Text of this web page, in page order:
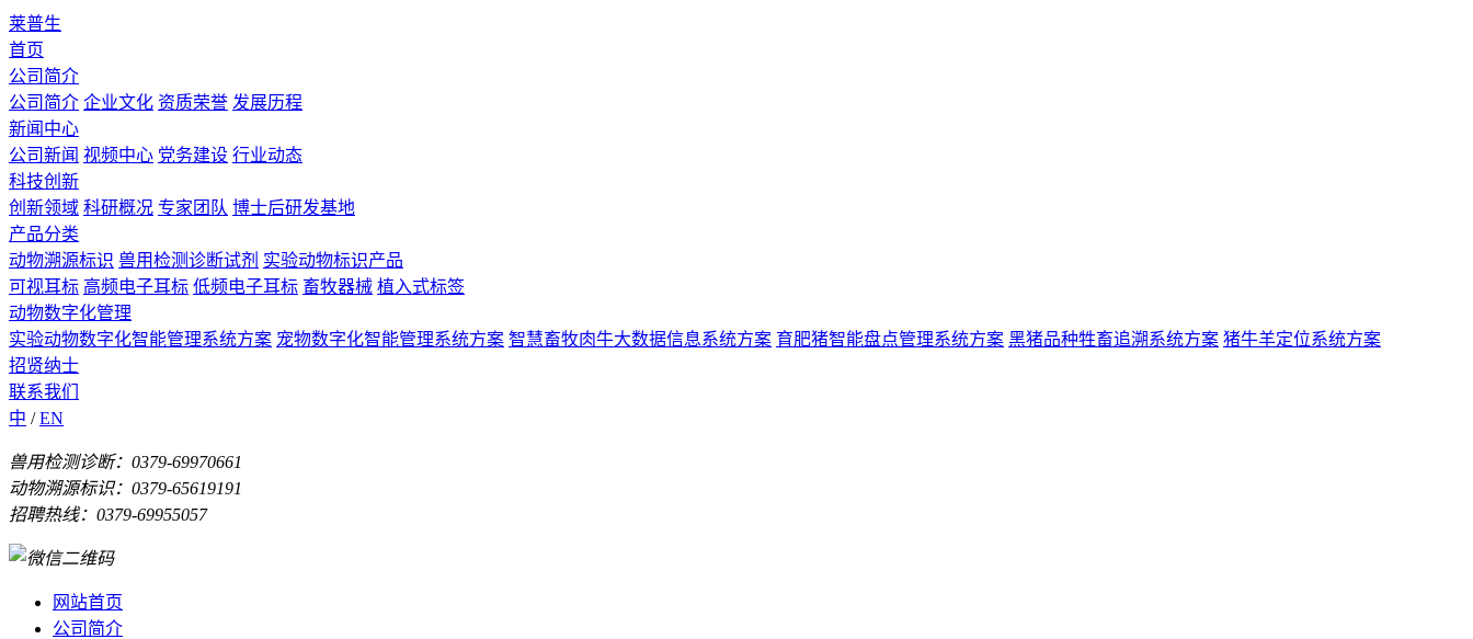
莱普生
首页
公司简介
公司简介 企业文化 资质荣誉 发展历程
新闻中心
公司新闻 视频中心 党务建设 行业动态
科技创新
创新领域 科研概况 专家团队 博士后研发基地
产品分类
动物溯源标识 兽用检测诊断试剂 实验动物标识产品
可视耳标 高频电子耳标 低频电子耳标 畜牧器械 植入式标签
动物数字化管理
实验动物数字化智能管理系统方案 宠物数字化智能管理系统方案 智慧畜牧肉牛大数据信息系统方案 育肥猪智能盘点管理系统方案 黑猪品种牲畜追溯系统方案 猪牛羊定位系统方案
招贤纳士
联系我们
中 /EN
兽用检测诊断：0379-69970661
动物溯源标识：0379-65619191
招聘热线：0379-69955057
网站首页
公司简介